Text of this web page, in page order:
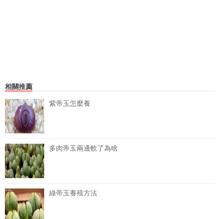
相關推薦
紫帝玉怎麼養
多肉帝玉兩邊軟了為啥
綠帝玉養殖方法